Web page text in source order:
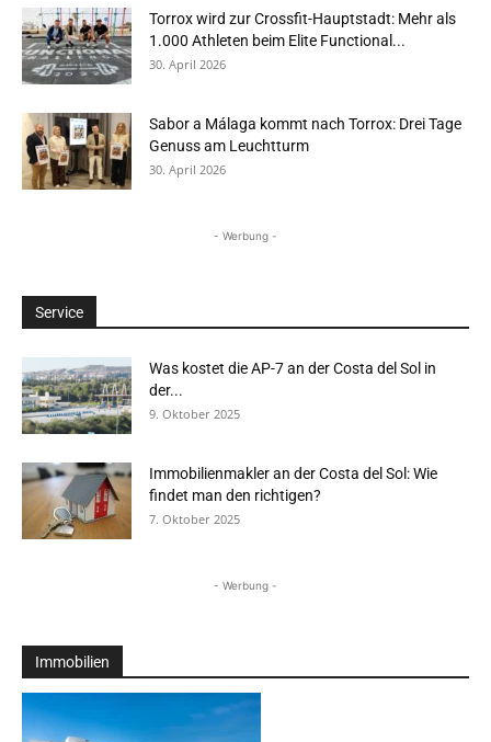
Torrox wird zur Crossfit-Hauptstadt: Mehr als
1.000 Athleten beim Elite Functional...
30. April 2026
Sabor a Málaga kommt nach Torrox: Drei Tage
Genuss am Leuchtturm
30. April 2026
- Werbung -
Service
Was kostet die AP-7 an der Costa del Sol in
der...
9. Oktober 2025
Immobilienmakler an der Costa del Sol: Wie
findet man den richtigen?
7. Oktober 2025
- Werbung -
Immobilien